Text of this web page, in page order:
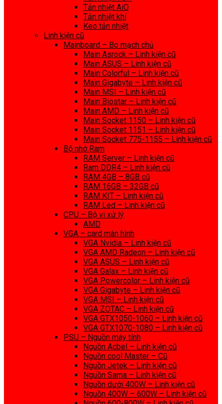
Tản nhiệt AiO
Tản nhiệt khí
Keo tản nhiệt
Linh kiện cũ
Mainboard – Bo mạch chủ
Main Asrock – Linh kiện cũ
Main ASUS – Linh kiện cũ
Main Colorful – Linh kiện cũ
Main Gigabyte – Linh kiện cũ
Main MSI – Linh kiện cũ
Main Biostar – Linh kiện cũ
Main AMD – Linh kiện cũ
Main Socket 1150 – Linh kiện cũ
Main Socket 1151 – Linh kiện cũ
Main Socket 775-1155 – Linh kiện cũ
Bộ nhớ Ram
RAM Server – Linh kiện cũ
Ram DDR4 – Linh kiện cũ
RAM 4GB – 8GB cũ
RAM 16GB – 32GB cũ
RAM KIT – Linh kiện cũ
RAM Led – Linh kiện cũ
CPU – Bộ vi xử lý
AMD
VGA – card màn hình
VGA Nvidia – Linh kiện cũ
VGA AMD Radeon – Linh kiện cũ
VGA ASUS – Linh kiện cũ
VGA Galax – Linh kiện cũ
VGA Powercolor – Linh kiện cũ
VGA Gigabyte – Linh kiện cũ
VGA MSI – Linh kiện cũ
VGA ZOTAC – Linh kiện cũ
VGA GTX1050-1060 – Linh kiện cũ
VGA GTX1070-1080 – Linh kiện cũ
PSU – Nguồn máy tính
Nguồn Acbel – Linh kiện cũ
Nguồn cool Master – Cũ
Nguồn Jetek – Linh kiện cũ
Nguồn Sama – Linh kiện cũ
Nguồn dưới 400W – Linh kiện cũ
Nguồn 400W – 600W – Linh kiện cũ